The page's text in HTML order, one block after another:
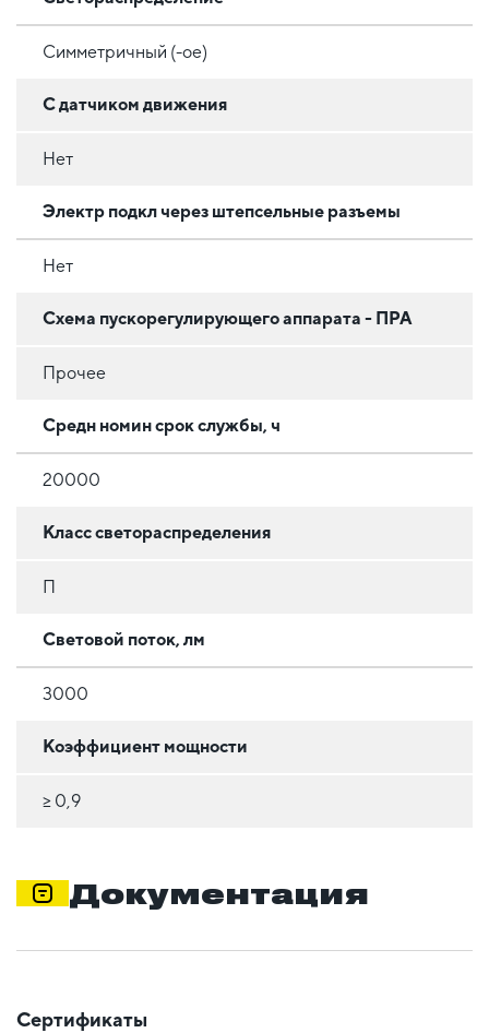
Симметричный (-ое)
С датчиком движения
Нет
Электр подкл через штепсельные разъемы
Нет
Схема пускорегулирующего аппарата - ПРА
Прочее
Средн номин срок службы, ч
20000
Класс светораспределения
П
Световой поток, лм
3000
Коэффициент мощности
≥ 0,9
Документация
Сертификаты